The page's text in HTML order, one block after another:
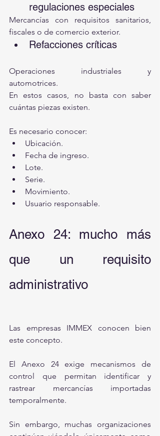
regulaciones especiales
Mercancías con requisitos sanitarios,
fiscales o de comercio exterior.
Refacciones críticas
Operaciones industriales y
automotrices.
En estos casos, no basta con saber
cuántas piezas existen.
Es necesario conocer:
Ubicación.
Fecha de ingreso.
Lote.
Serie.
Movimiento.
Usuario responsable.
Anexo 24: mucho más
que un requisito
administrativo
Las empresas IMMEX conocen bien
este concepto.
El Anexo 24 exige mecanismos de
control que permitan identificar y
rastrear mercancías importadas
temporalmente.
Sin embargo, muchas organizaciones